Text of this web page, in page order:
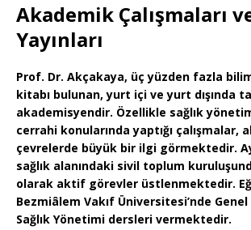
Akademik Çalışmaları
Yayınları
Prof. Dr. Akçakaya, üç yüzden fazla
kitabı bulunan, yurt içi ve yurt dışında
akademisyendir. Özellikle sağlık
cerrahi konularında yaptığı çalışmalar,
çevrelerde büyük bir ilgi görmektedir.
sağlık alanındaki sivil toplum
olarak aktif görevler üstlenmektedir.
Bezmiâlem Vakıf Üniversitesi’nde
Sağlık Yönetimi dersleri vermektedir.